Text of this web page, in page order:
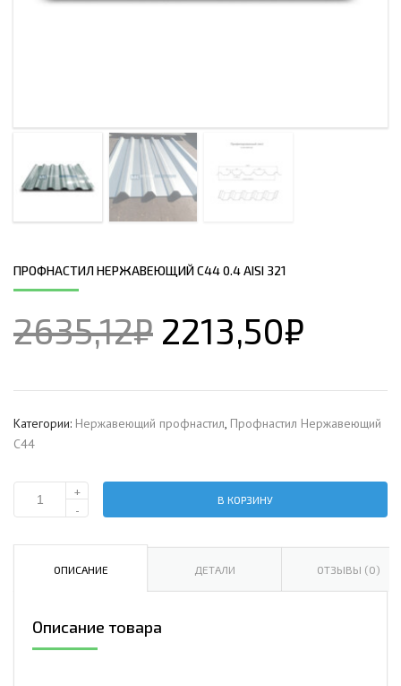
ПРОФНАСТИЛ НЕРЖАВЕЮЩИЙ С44 0.4 AISI 321
2635,12₽ 2213,50₽
Категории: Нержавеющий профнастил Профнастил Hержавеющий
С44
Количество
нержавеющий
321
+
-
В КОРЗИНУ
ОПИСАНИЕ ДЕТАЛИ ОТЗЫВЫ (0)
Описание товара